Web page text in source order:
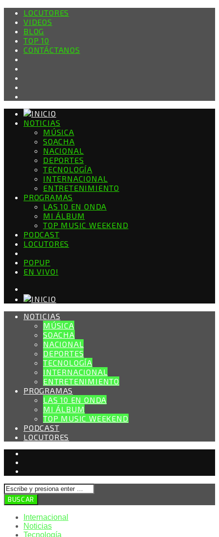
LOCUTORES
VIDEOS
BLOG
TOP 10
CONTÁCTANOS
NOTICIAS
MÚSICA
SOACHA
NACIONAL
DEPORTES
TECNOLOGÍA
INTERNACIONAL
ENTRETENIMIENTO
PROGRAMAS
LAS 10 EN ONDA
MI ÁLBUM
TOP MUSIC WEEKEND
PODCAST
LOCUTORES
POPUP
EN VIVO!
NOTICIAS
MÚSICA
SOACHA
NACIONAL
DEPORTES
TECNOLOGÍA
INTERNACIONAL
ENTRETENIMIENTO
PROGRAMAS
LAS 10 EN ONDA
MI ÁLBUM
TOP MUSIC WEEKEND
PODCAST
LOCUTORES
Internacional
Noticias
Tecnología